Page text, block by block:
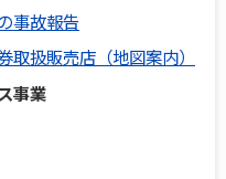
事故報告
扱販売店（地図案内）
事業